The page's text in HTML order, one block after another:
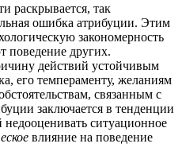
раскрывается, так
ошибка атрибуции. Этим
закономерность
поведение других.
действий устойчивым
его темпераменту, желаниям
связанным с
заключается в тенденции
ситуационное
влияние на поведение